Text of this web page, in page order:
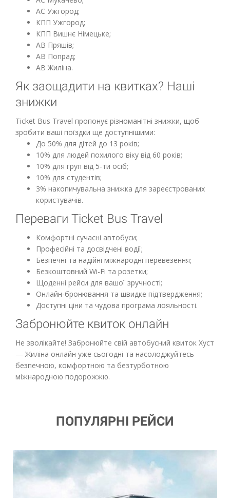
АС Ужгород;
КПП Ужгород;
КПП Вишнє Німецьке;
АВ Пряшів;
АВ Попрад;
АВ Жиліна.
Як заощадити на квитках? Наші
знижки
Ticket Bus Travel пропонує різноманітні знижки, щоб
зробити ваші поїздки ще доступнішими:
До 50% для дітей до 13 років;
10% для людей похилого віку від 60 років;
10% для груп від 5-ти осіб;
10% для студентів;
3% накопичувальна знижка для зареєстрованих
користувачів.
Переваги Ticket Bus Travel
Комфортні сучасні автобуси;
Професійні та досвідчені водії;
Безпечні та надійні міжнародні перевезення;
Безкоштовний Wi-Fi та розетки;
Щоденні рейси для вашої зручності;
Онлайн-бронювання та швидке підтвердження;
Доступні ціни та чудова програма лояльності.
Забронюйте квиток онлайн
Не зволікайте! Забронюйте свій автобусний квиток Хуст
— Жиліна онлайн уже сьогодні та насолоджуйтесь
безпечною, комфортною та безтурботною
міжнародною подорожжю.
ПОПУЛЯРНІ РЕЙСИ